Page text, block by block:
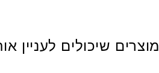
מוצרים שיכולים לעניין